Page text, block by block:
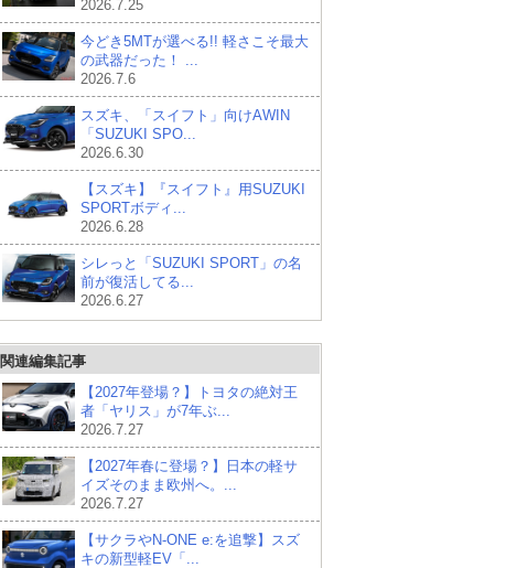
2026.7.25
今どき5MTが選べる!! 軽さこそ最大
の武器だった！ ...
2026.7.6
スズキ、「スイフト」向けAWIN
「SUZUKI SPO...
2026.6.30
【スズキ】『スイフト』用SUZUKI
SPORTボディ...
2026.6.28
シレっと「SUZUKI SPORT」の名
前が復活してる...
2026.6.27
関連編集記事
【2027年登場？】トヨタの絶対王
者「ヤリス」が7年ぶ...
2026.7.27
【2027年春に登場？】日本の軽サ
イズそのまま欧州へ。...
2026.7.27
【サクラやN-ONE e:を追撃】スズ
キの新型軽EV「...